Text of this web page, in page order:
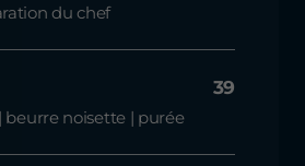
du chef
39
beurre noisette | purée